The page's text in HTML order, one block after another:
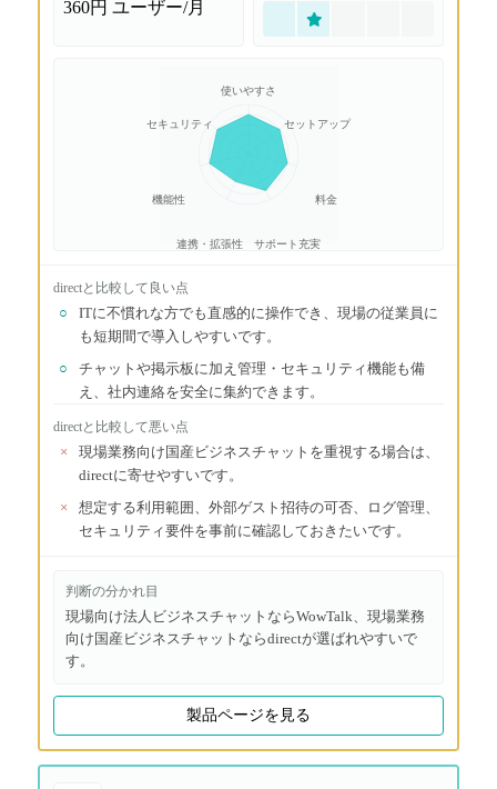
360円 ユーザー/月
使いやすさ
セットアップ
料金
サポート充実
連携・拡張性
機能性
セキュリティ
directと比較して良い点
○
ITに不慣れな方でも直感的に操作でき、現場の従業員に
も短期間で導入しやすいです。
○
チャットや掲示板に加え管理・セキュリティ機能も備
え、社内連絡を安全に集約できます。
directと比較して悪い点
×
現場業務向け国産ビジネスチャットを重視する場合は、
directに寄せやすいです。
×
想定する利用範囲、外部ゲスト招待の可否、ログ管理、
セキュリティ要件を事前に確認しておきたいです。
判断の分かれ目
現場向け法人ビジネスチャットならWowTalk、現場業務
向け国産ビジネスチャットならdirectが選ばれやすいで
す。
製品ページを見る